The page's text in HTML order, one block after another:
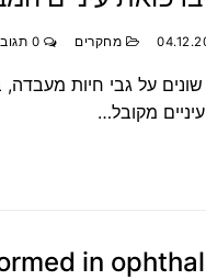
מחקרים
על גבי חיות
מקובל…
in